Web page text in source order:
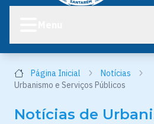
Página Inicial
Notícias
Urbanismo e Serviços Públicos
Notícias de